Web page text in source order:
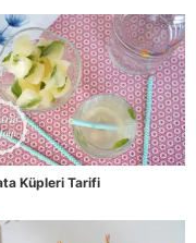
Küpleri Tarifi